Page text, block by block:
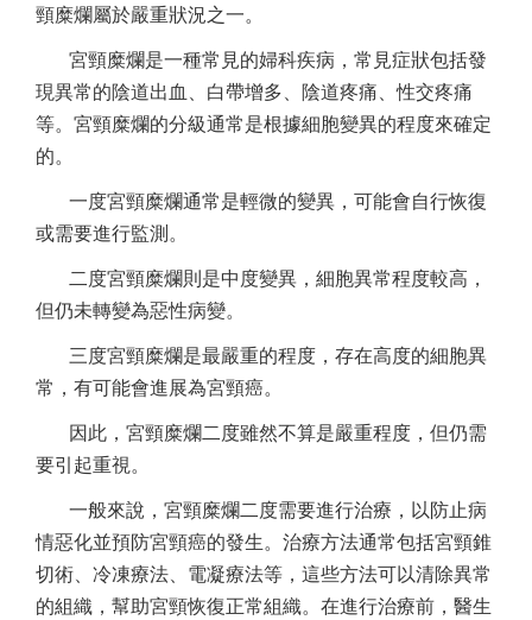
頸糜爛屬於嚴重狀況之一。
宮頸糜爛是一種常見的婦科疾病，常見症狀包括發
現異常的陰道出血、白帶增多、陰道疼痛、性交疼痛
等。宮頸糜爛的分級通常是根據細胞變異的程度來確定
的。
一度宮頸糜爛通常是輕微的變異，可能會自行恢復
或需要進行監測。
二度宮頸糜爛則是中度變異，細胞異常程度較高，
但仍未轉變為惡性病變。
三度宮頸糜爛是最嚴重的程度，存在高度的細胞異
常，有可能會進展為宮頸癌。
因此，宮頸糜爛二度雖然不算是嚴重程度，但仍需
要引起重視。
一般來說，宮頸糜爛二度需要進行治療，以防止病
情惡化並預防宮頸癌的發生。治療方法通常包括宮頸錐
切術、冷凍療法、電凝療法等，這些方法可以清除異常
的組織，幫助宮頸恢復正常組織。在進行治療前，醫生